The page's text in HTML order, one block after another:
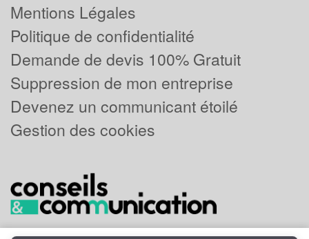
Mentions Légales
Politique de confidentialité
Demande de devis 100% Gratuit
Suppression de mon entreprise
Devenez un communicant étoilé
Gestion des cookies